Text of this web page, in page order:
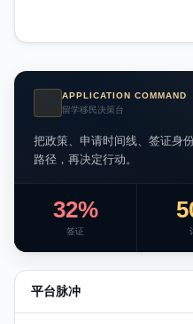
APPLICATION COMMAND
留学移民决策台
把政策、申请时间线、签证身
路径，再决定行动。
32%
签证
平台脉冲